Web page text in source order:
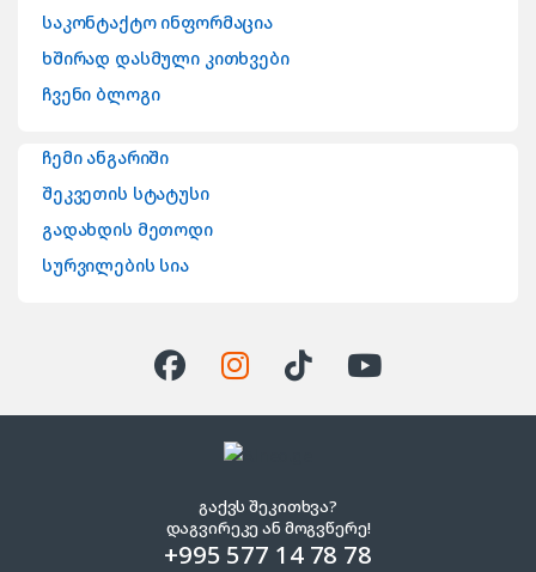
საკონტაქტო ინფორმაცია
ხშირად დასმული კითხვები
ჩვენი ბლოგი
ჩემი ანგარიში
შეკვეთის სტატუსი
გადახდის მეთოდი
სურვილების სია
გაქვს შეკითხვა?
დაგვირეკე ან მოგვწერე!
+995 577 14 78 78